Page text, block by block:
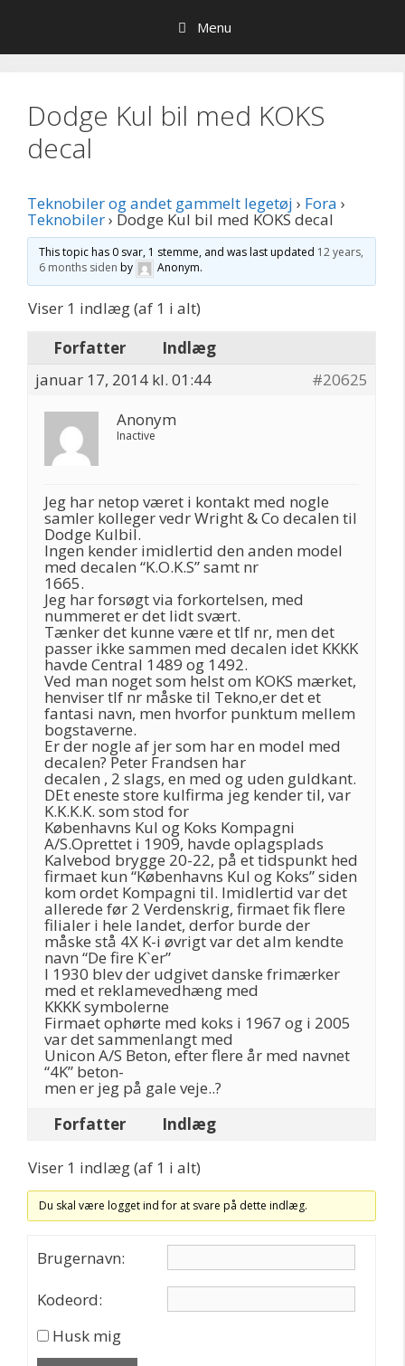
indhold
Menu
Dodge Kul bil med KOKS
decal
Teknobiler og andet gammelt legetøj › Fora ›
Teknobiler› Dodge Kul bil med KOKS decal
This topic has 0 svar, 1 stemme, and was last updated 12 years,
6 months siden by Anonym.
Viser 1 indlæg (af 1 i alt)
Forfatter
Indlæg
januar 17, 2014 kl. 01:44
#20625
Anonym
Inactive
Jeg har netop været i kontakt med nogle
samler kolleger vedr Wright & Co decalen til
Dodge Kulbil.
Ingen kender imidlertid den anden model
med decalen “K.O.K.S” samt nr
1665.
Jeg har forsøgt via forkortelsen, med
nummeret er det lidt svært.
Tænker det kunne være et tlf nr, men det
passer ikke sammen med decalen idet KKKK
havde Central 1489 og 1492.
Ved man noget som helst om KOKS mærket,
henviser tlf nr måske til Tekno,er det et
fantasi navn, men hvorfor punktum mellem
bogstaverne.
Er der nogle af jer som har en model med
decalen? Peter Frandsen har
decalen , 2 slags, en med og uden guldkant.
DEt eneste store kulfirma jeg kender til, var
K.K.K.K. som stod for
Københavns Kul og Koks Kompagni
A/S.Oprettet i 1909, havde oplagsplads
Kalvebod brygge 20-22, på et tidspunkt hed
firmaet kun “Københavns Kul og Koks” siden
kom ordet Kompagni til. Imidlertid var det
allerede før 2 Verdenskrig, firmaet fik flere
filialer i hele landet, derfor burde der
måske stå 4X K-i øvrigt var det alm kendte
navn “De fire K`er”
I 1930 blev der udgivet danske frimærker
med et reklamevedhæng med
KKKK symbolerne
Firmaet ophørte med koks i 1967 og i 2005
var det sammenlangt med
Unicon A/S Beton, efter flere år med navnet
“4K” beton-
men er jeg på gale veje..?
Forfatter
Indlæg
Viser 1 indlæg (af 1 i alt)
Du skal være logget ind for at svare på dette indlæg.
Brugernavn:
Kodeord:
Husk mig